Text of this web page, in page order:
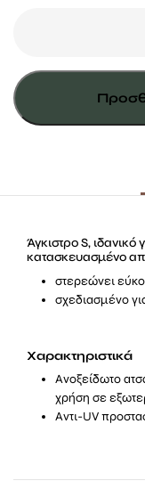
Άγκιστρο S,
κατασκευασμένο
στερεώνει
σχεδιασμένο
Χαρακτηριστικά
Ανοξείδωτο
χρήση σε
Αντι-UV